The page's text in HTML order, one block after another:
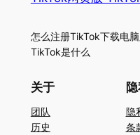
怎么注册TikTok下载电
TikTok是什么
关于
团队
历史
隐
条